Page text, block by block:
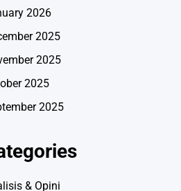
2026
2025
2025
2025
2025
& Opini